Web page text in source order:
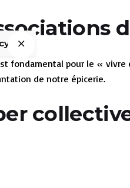
fondamental pour le «
de notre épicerie.